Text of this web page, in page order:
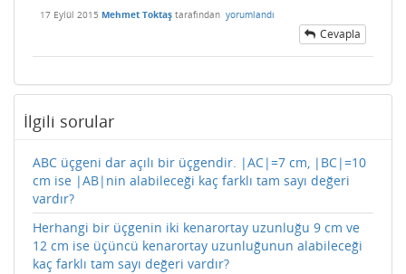
17 Eylül 2015 Mehmet Toktaş tarafından yorumlandı
Cevapla
İlgili sorular
ABC üçgeni dar açılı bir üçgendir. |AC|=7 cm, |BC|=10
cm ise |AB|nin alabileceği kaç farklı tam sayı değeri
vardır?
Herhangi bir üçgenin iki kenarortay uzunluğu 9 cm ve
12 cm ise üçüncü kenarortay uzunluğunun alabileceği
kaç farklı tam sayı değeri vardır?